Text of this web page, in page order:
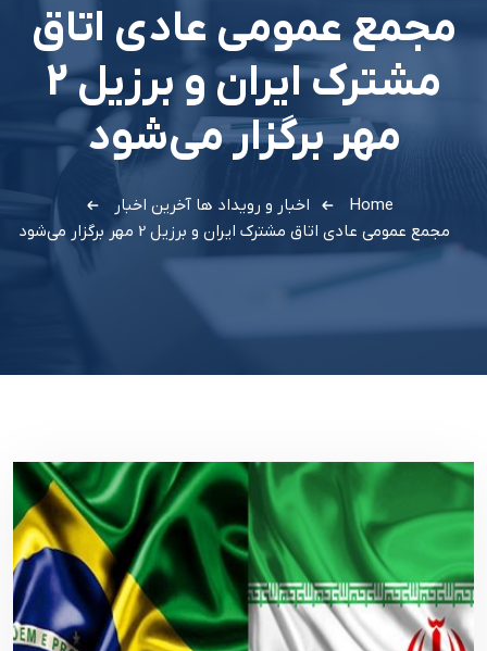
مجمع عمومی عادی اتاق
مشترک ایران و برزیل 2
مهر برگزار می‌شود
Home اخبار و رویداد ها آخرین اخبار
مجمع عمومی عادی اتاق مشترک ایران و برزیل 2 مهر برگزار می‌شود